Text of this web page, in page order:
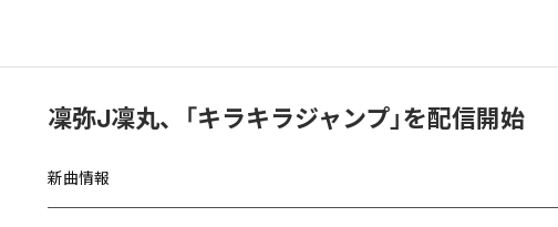
凜弥J凜丸、「キラキラジャンプ」を配信開始
新曲情報